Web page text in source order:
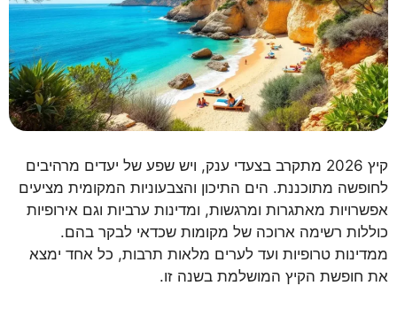
קיץ 2026 מתקרב בצעדי ענק, ויש שפע של יעדים מרהיבים
לחופשה מתוכננת. הים התיכון והצבעוניות המקומית מציעים
אפשרויות מאתגרות ומרגשות, ומדינות ערביות וגם אירופיות
כוללות רשימה ארוכה של מקומות שכדאי לבקר בהם.
ממדינות טרופיות ועד לערים מלאות תרבות, כל אחד ימצא
את חופשת הקיץ המושלמת בשנה זו.